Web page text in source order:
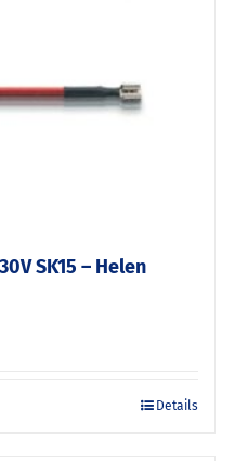
SK15 – Helen
Details